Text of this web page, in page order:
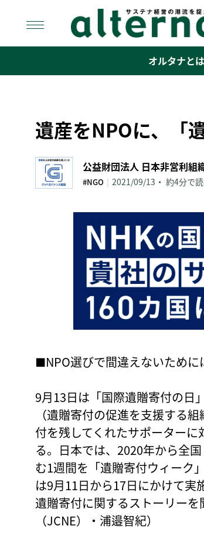
content
オルタナとは
遺産をNPOに、「
公益財団法人 日本非営利組
#NGO | 2021/09/13 約4分で
■NPO選びで間違えないために
9月13日は「国際遺贈寄付の日
（遺贈寄付の促進を支援する
付を残してくれたサポーター
る。日本では、2020年から全
む1週間を「遺贈寄付ウィーク
は9月11日から17日にかけて実
遺贈寄付に関するストーリー
（JCNE）・浦邉智紀）